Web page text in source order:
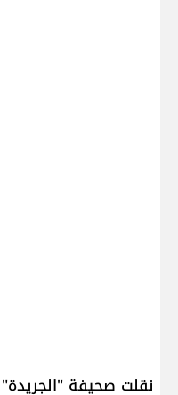
نقلت صحيفة "الجريدة"